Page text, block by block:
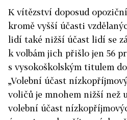
K vítězství doposud
kromě vyšší účasti
lidí také nižší účast lidí se
k volbám jich přišlo jen 56
s vysokoškolským titulem
„Volební účast
voličů je mnohem nižší než
volební účast